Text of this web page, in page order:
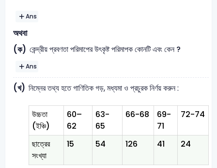
Ans
অথবা
(ক) কেন্দ্রীয় প্রবণতা পরিমাপের উৎকৃষ্ট পরিমাপক কোনটি এবং কেন ?
Ans
(খ) নিম্নের তথ্য হতে গাণিতিক গড়, মধ্যমা ও প্রচুরক নির্ণয় করুন :
উচ্চতা
(ইঞ্চি)
60–
62
63-
65
66-68
69-
71
72-74
ছাত্রের
সংখ্যা
15 54 126 41 24